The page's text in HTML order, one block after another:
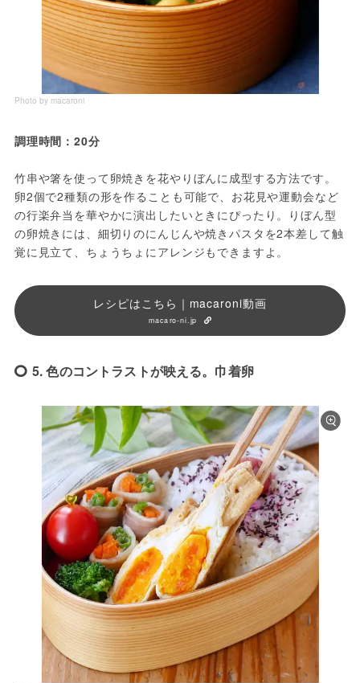
Photo by macaroni
調理時間：20分
竹串や箸を使って卵焼きを花やりぼんに成型する方法です。
卵2個で2種類の形を作ることも可能で、お花見や運動会など
の行楽弁当を華やかに演出したいときにぴったり。りぼん型
の卵焼きには、細切りのにんじんや焼きパスタを2本差して触
覚に見立て、ちょうちょにアレンジもできますよ。
レシピはこちら｜macaroni動画
macaro-ni.jp
5. 色のコントラストが映える。巾着卵